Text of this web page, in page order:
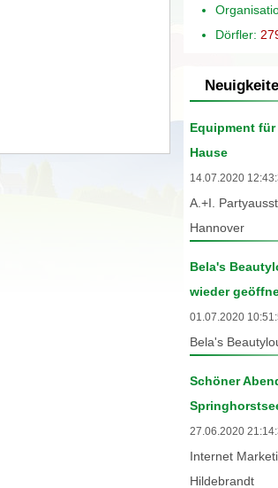
Dörfler:
Equipment für
Hause
14.07.2020
A.+I.
Hannover
Bela's
wieder
01.07.2020
Bela's
Schöner
27.06.2020
Internet
Hildebrandt